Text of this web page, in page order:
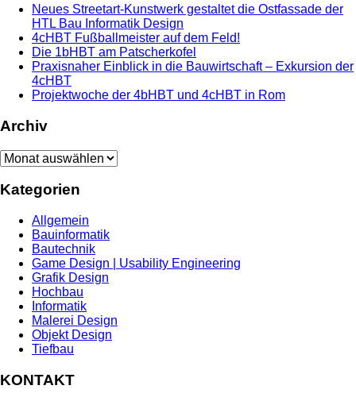
Neues Streetart-Kunstwerk gestaltet die Ostfassade der
HTL Bau Informatik Design
4cHBT Fußballmeister auf dem Feld!
Die 1bHBT am Patscherkofel
Praxisnaher Einblick in die Bauwirtschaft – Exkursion der
4cHBT
Projektwoche der 4bHBT und 4cHBT in Rom
Archiv
Archiv
Kategorien
Allgemein
Bauinformatik
Bautechnik
Game Design | Usability Engineering
Grafik Design
Hochbau
Informatik
Malerei Design
Objekt Design
Tiefbau
KONTAKT